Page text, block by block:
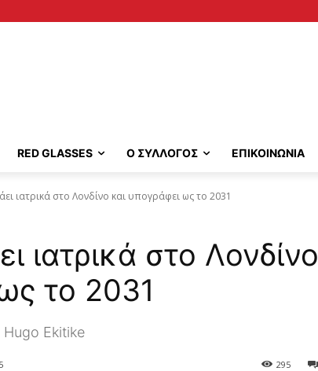
RED GLASSES Ο ΣΥΛΛΟΓΟΣ ΕΠΙΚΟΙΝΩΝΙΑ
ιατρικά στο Λονδίνο και υπογράφει ως το 2031
ιατρικά στο Λονδίνο
το 2031
Hugo Ekitike
295